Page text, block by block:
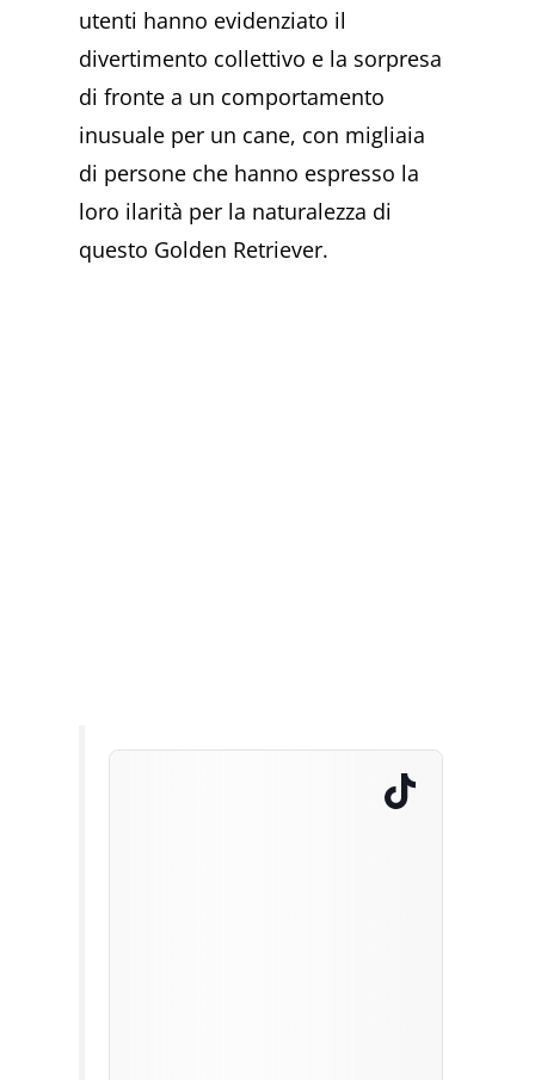
utenti hanno evidenziato il
divertimento collettivo e la sorpresa
di fronte a un comportamento
inusuale per un cane, con migliaia
di persone che hanno espresso la
loro ilarità per la naturalezza di
questo Golden Retriever.